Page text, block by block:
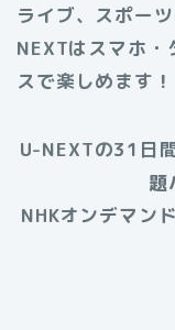
ライブ、スポー
NEXTはスマホ・
スで楽しめます！
U-NEXTの31日
題
NHKオンデマン